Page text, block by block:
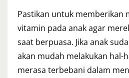
Pastikan untuk memberikan
vitamin pada anak agar
saat berpuasa. Jika anak
akan mudah melakukan hal-
merasa terbebani dalam